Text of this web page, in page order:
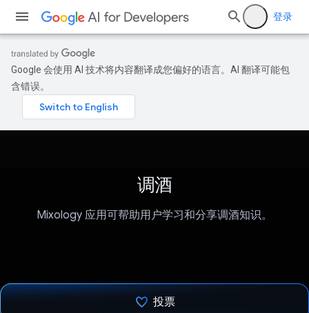
登录
Google 会使用 AI 技术将内容翻译成您偏好的语言。AI 翻译可能包
含错误。
调酒
Mixology 应用可帮助用户学习和分享调酒知识。
投票